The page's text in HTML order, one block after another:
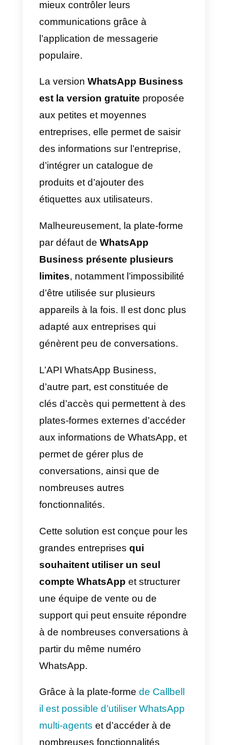
conversations générées avec les
utilisateurs.
L’une des raisons pour lesquelles
WhatsApp force les utilisateurs à
accepter les nouvelles conditions
d’utilisation est justement cela:
pour les informer que les
conversations pourraient être
externes, en dehors de
l’environnement
Facebook/WhatsApp.
En général, pour accéder à l’API
WhatsApp Business, vous devez
faire une demande auprès de
Facebook ou de l’un des
providers de leur choix. Pour
comprendre quelles sont les
Business, veuillez lire la section
suivante.
WhatsApp for business:
WhatsApp Business et
WhatsApp Business
Comme mentionné
précédemment, les deux
solutions sont conçues pour les
entreprises qui ont l’intention de
mieux contrôler leurs
communications grâce à
l’application de messagerie
populaire.